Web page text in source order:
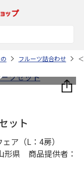
フルーツ詰合わせ
ット
ア（L：4房）
県 商品提供者：